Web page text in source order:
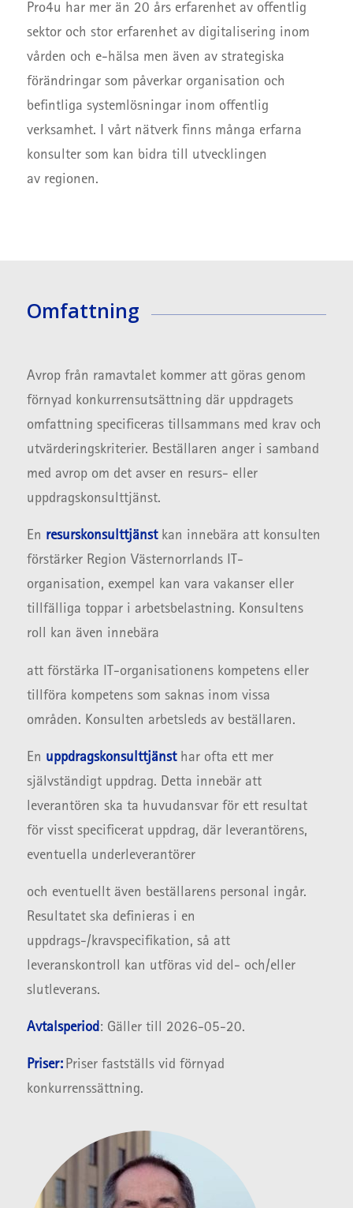
Pro4u har mer än 20 års erfarenhet av offentlig
sektor och stor erfarenhet av digitalisering inom
vården och e-hälsa men även av strategiska
förändringar som påverkar organisation och
befintliga systemlösningar inom offentlig
verksamhet. I vårt nätverk finns många erfarna
konsulter som kan bidra till utvecklingen
av regionen.
Omfattning
Avrop från ramavtalet kommer att göras genom
förnyad konkurrensutsättning där uppdragets
omfattning specificeras tillsammans med krav och
utvärderingskriterier. Beställaren anger i samband
med avrop om det avser en resurs- eller
uppdragskonsulttjänst.
En resurskonsulttjänstkan innebära att konsulten
förstärker Region Västernorrlands IT-
organisation, exempel kan vara vakanser eller
tillfälliga toppar i arbetsbelastning. Konsultens
roll kan även innebära
att förstärka IT-organisationens kompetens eller
tillföra kompetens som saknas inom vissa
områden. Konsulten arbetsleds av beställaren.
En uppdragskonsulttjänsthar ofta ett mer
självständigt uppdrag. Detta innebär att
leverantören ska ta huvudansvar för ett resultat
för visst specificerat uppdrag, där leverantörens,
eventuella underleverantörer
och eventuellt även beställarens personal ingår.
Resultatet ska definieras i en
uppdrags-/kravspecifikation, så att
leveranskontroll kan utföras vid del- och/eller
slutleverans.
Avtalsperiod: Gäller till 2026-05-20.
Priser:Priser fastställs vid förnyad
konkurrenssättning.